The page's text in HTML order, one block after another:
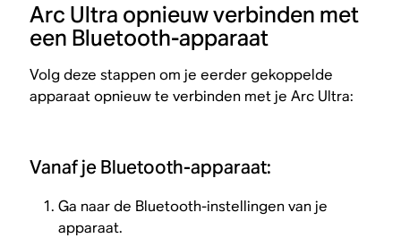
Arc Ultra opnieuw verbinden met
een Bluetooth-apparaat
Volg deze stappen om je eerder gekoppelde
apparaat opnieuw te verbinden met je Arc Ultra:
Vanaf je Bluetooth-apparaat:
Ga naar de Bluetooth-instellingen van je
apparaat.